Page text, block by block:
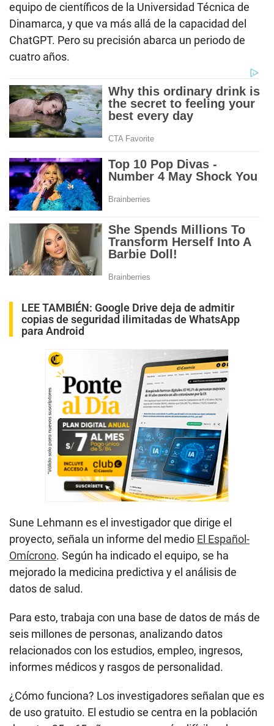
equipo de científicos de la Universidad Técnica de
Dinamarca, y que va más allá de la capacidad del
ChatGPT. Pero su precisión abarca un periodo de
cuatro años.
LEE TAMBIÉN: Google Drive deja de admitir
copias de seguridad ilimitadas de WhatsApp
para Android
Sune Lehmann es el investigador que dirige el
proyecto, señala un informe del medio El Español-
Omícrono. Según ha indicado el equipo, se ha
mejorado la medicina predictiva y el análisis de
datos de salud.
Para esto, trabaja con una base de datos de más de
seis millones de personas, analizando datos
relacionados con los estudios, empleo, ingresos,
informes médicos y rasgos de personalidad.
¿Cómo funciona? Los investigadores señalan que es
de uso gratuito. El estudio se centra en la población